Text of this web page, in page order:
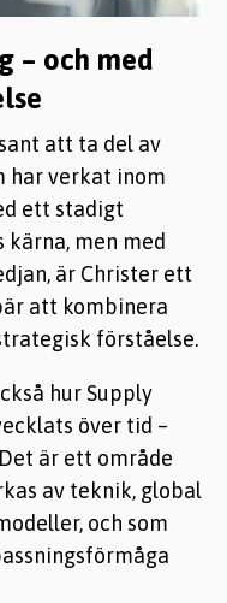
– och med
att ta del av
har verkat inom
ett stadigt
men med
är Christer ett
att kombinera
förståelse.
hur Supply
över tid –
är ett område
av teknik, global
och som